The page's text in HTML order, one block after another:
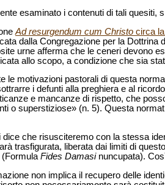
esaminato i contenuti di tali quesiti,
Ad resurgendum cum Christo circa
dalla Congregazione per la Dottrina
urne afferma che le ceneri devono
allo scopo, a condizione che sia
le motivazioni pastorali di questa
i defunti alla preghiera e al
e mancanze di rispetto, che
o superstiziose» (n. 5). Questa
dice che risusciteremo con la stessa
trasfigurata, liberata dai limiti di
Fides Damasinuncupata).
non implica il recupero delle